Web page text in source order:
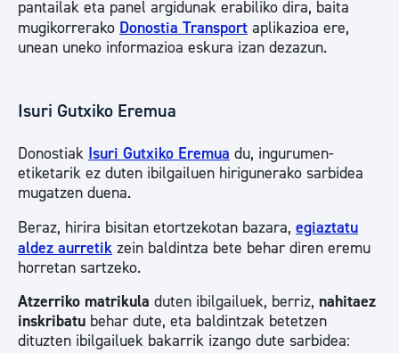
pantailak eta panel argidunak erabiliko dira, baita
mugikorrerako Donostia Transport aplikazioa ere,
unean uneko informazioa eskura izan dezazun.
Isuri Gutxiko Eremua
Donostiak Isuri Gutxiko Eremua du, ingurumen-
etiketarik ez duten ibilgailuen hirigunerako sarbidea
mugatzen duena.
Beraz, hirira bisitan etortzekotan bazara, egiaztatu
aldez aurretik zein baldintza bete behar diren eremu
horretan sartzeko.
Atzerriko matrikula duten ibilgailuek, berriz, nahitaez
inskribatu behar dute, eta baldintzak betetzen
dituzten ibilgailuek bakarrik izango dute sarbidea: